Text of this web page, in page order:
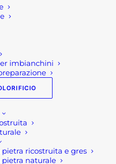
imbianchini
ricostruita e gres
naturale
€
Q MADRID XL
da
212,00 €
a
239,00 €
ANIMALI IN
€